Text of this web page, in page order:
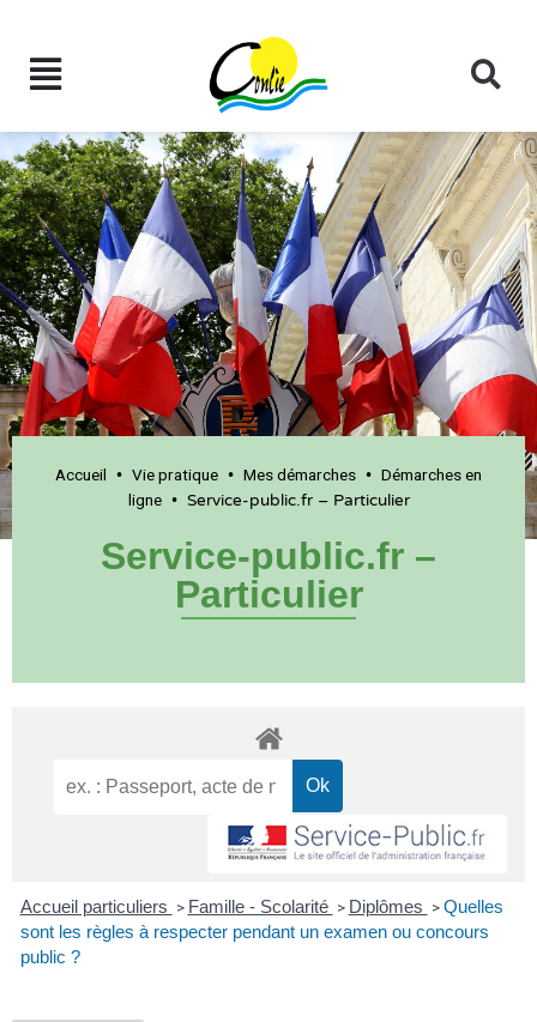
Accueil • Vie pratique • Mes démarches • Démarches en
ligne• Service-public.fr – Particulier
Service-public.fr –
Particulier
Accueil particuliers > Famille - Scolarité > Diplômes > Quelles
sont les règles à respecter pendant un examen ou concours
public ?